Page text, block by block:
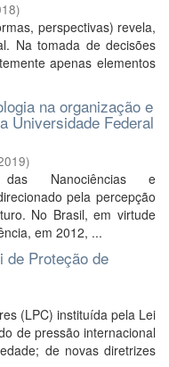
)
perspectivas) revela,
Na tomada de decisões
apenas elementos
na organização e
Universidade Federal
)
das Nanociências e
pela percepção
No Brasil, em virtude
em 2012, ...
de Proteção de
(LPC) instituída pela Lei
de pressão internacional
de novas diretrizes